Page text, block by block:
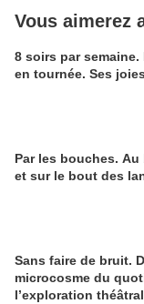
Vous aimerez
8 soirs par semaine.
en tournée. Ses
Par les bouches.
et sur le bout des
Sans faire de bruit.
microcosme du
l’exploration